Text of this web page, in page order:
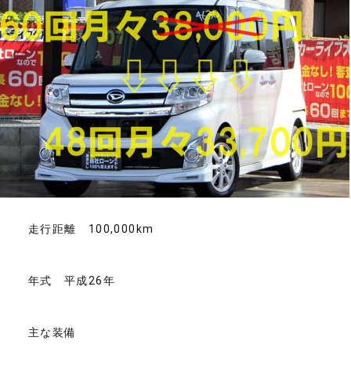
走行距離 100,000km
年式 平成26年
主な装備